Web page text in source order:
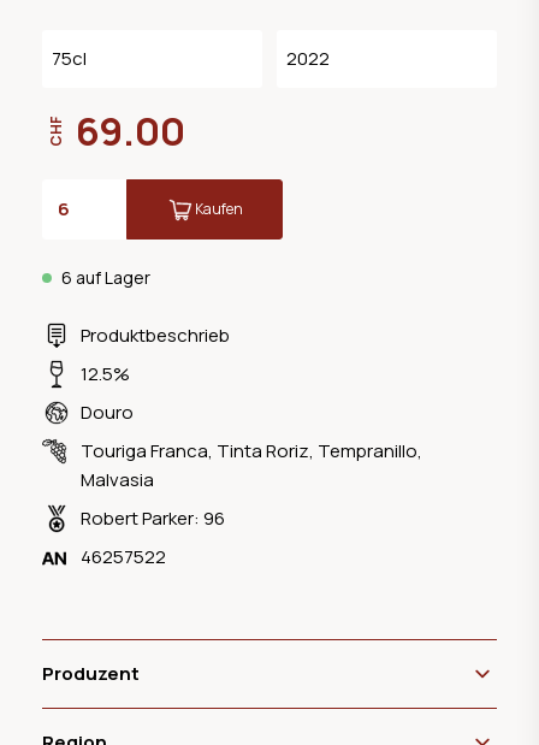
Produktbeschrieb
12.5%
Douro
Touriga Franca, Tinta Roriz, Tempranillo,
Malvasia
Robert Parker: 96
46257522
75cl 2022
6 auf Lager
CHF 69.00
Kaufen
Produzent